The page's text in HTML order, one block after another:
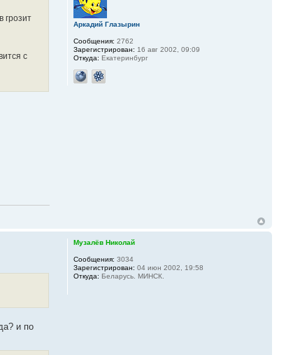
грозит
с
Аркадий Глазырин
Сообщения: 2762
Зарегистрирован: 16 авг 2002, 09:09
Откуда: Екатеринбург
и по
Музалёв Николай
Сообщения: 3034
Зарегистрирован: 04 июн 2002, 19:58
Откуда: Беларусь. МИНСК.